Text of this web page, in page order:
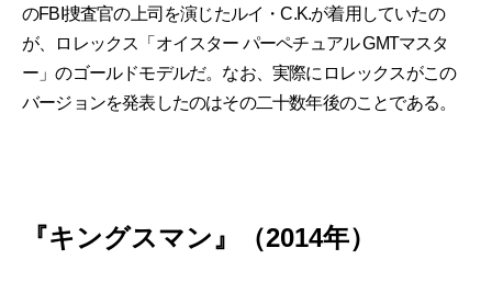
のFBI捜査官の上司を演じたルイ・C.K.が着用していたの
が、ロレックス「オイスター パーペチュアル GMTマスタ
ー」のゴールドモデルだ。なお、実際にロレックスがこの
バージョンを発表したのはその二十数年後のことである。
『キングスマン』（2014年）